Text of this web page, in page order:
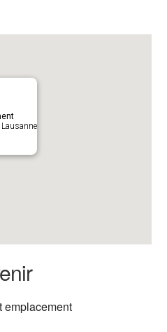
Lausanne
emplacement